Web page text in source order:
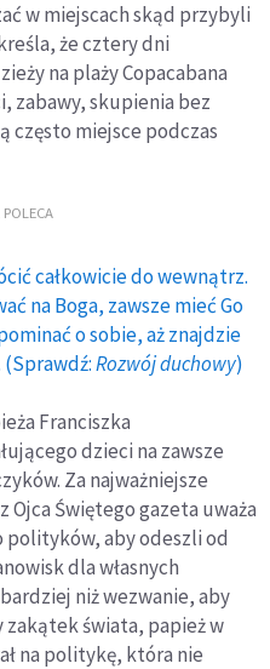
w miejscach skąd przybyli
że cztery dni
na plaży Copacabana
zabawy, skupienia bez
często miejsce podczas
całkowicie do wewnątrz.
na Boga, zawsze mieć Go
o sobie, aż znajdzie
Rozwój duchowy)
Franciszka
dzieci na zawsze
Za najważniejsze
Ojca Świętego gazeta uważa
polityków, aby odeszli od
dla własnych
niż wezwanie, aby
zakątek świata, papież w
na politykę, która nie